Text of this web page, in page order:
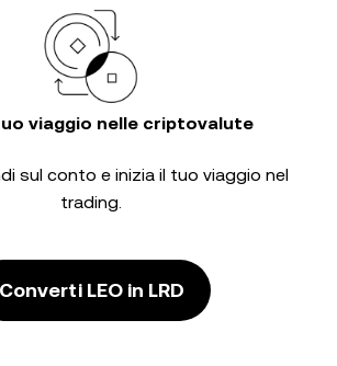
viaggio nelle criptovalute
sul conto e inizia il tuo viaggio nel
trading.
Converti LEO in LRD